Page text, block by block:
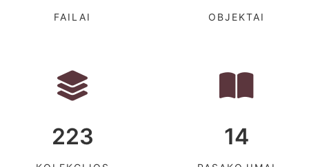
FAILAI OBJEKTAI
223 14